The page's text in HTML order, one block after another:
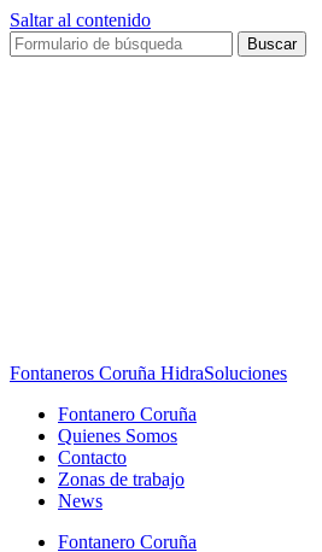
Saltar al contenido
Buscar
Fontaneros Coruña HidraSoluciones
Fontanero Coruña
Quienes Somos
Contacto
Zonas de trabajo
News
Fontanero Coruña